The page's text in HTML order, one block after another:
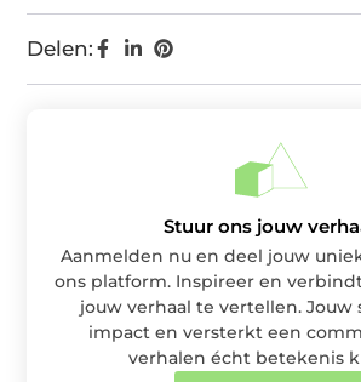
Delen:
Stuur ons jouw
Aanmelden nu en deel jouw
ons platform. Inspireer en
jouw verhaal te vertellen. Jouw
impact en versterkt een
verhalen écht betekenis